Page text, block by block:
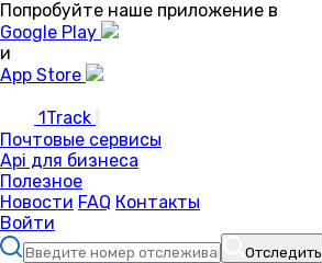
Попробуйте наше приложение в
Google Play
и
App Store
1Track
Почтовые сервисы
Api для бизнеса
Полезное
Новости FAQ Контакты
Войти
Отследить